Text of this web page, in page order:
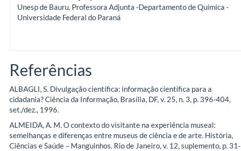
Unesp de Bauru. Professora Adjunta -Departamento de Química -
Universidade Federal do Paraná
Referências
ALBAGLI, S. Divulgação científica: informação científica para a
cidadania? Ciência da Informação, Brasília, DF, v. 25, n. 3, p. 396-404,
set./dez., 1996.
ALMEIDA, A. M. O contexto do visitante na experiência museal:
semelhanças e diferenças entre museus de ciência e de arte. História,
Ciências e Saúde – Manguinhos. Rio de Janeiro, v. 12, suplemento, p. 31-